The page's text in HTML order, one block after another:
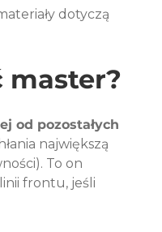
dotyczą
master?
od pozostałych
największą
To on
frontu, jeśli